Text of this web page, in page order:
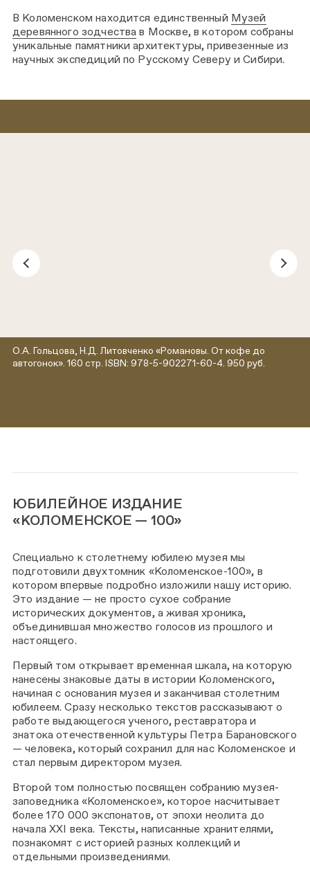
В Коломенском находится единственный Музей
деревянного зодчества в Москве, в котором собраны
уникальные памятники архитектуры, привезенные из
научных экспедиций по Русскому Северу и Сибири.
О.А. Гольцова, Н.Д. Литовченко «Романовы. От кофе до
автогонок». 160 стр. ISBN: 978-5-902271-60-4. 950 руб.
ЮБИЛЕЙНОЕ ИЗДАНИЕ
«КОЛОМЕНСКОЕ — 100»
Специально к столетнему юбилею музея мы
подготовили двухтомник «Коломенское-100», в
котором впервые подробно изложили нашу историю.
Это издание — не просто сухое собрание
исторических документов, а живая хроника,
объединившая множество голосов из прошлого и
настоящего.
Первый том открывает временная шкала, на которую
нанесены знаковые даты в истории Коломенского,
начиная с основания музея и заканчивая столетним
юбилеем. Сразу несколько текстов рассказывают о
работе выдающегося ученого, реставратора и
знатока отечественной культуры Петра Барановского
— человека, который сохранил для нас Коломенское и
стал первым директором музея.
Второй том полностью посвящен собранию музея-
заповедника «Коломенское», которое насчитывает
более 170 000 экспонатов, от эпохи неолита до
начала XXI века. Тексты, написанные хранителями,
познакомят с историей разных коллекций и
отдельными произведениями.